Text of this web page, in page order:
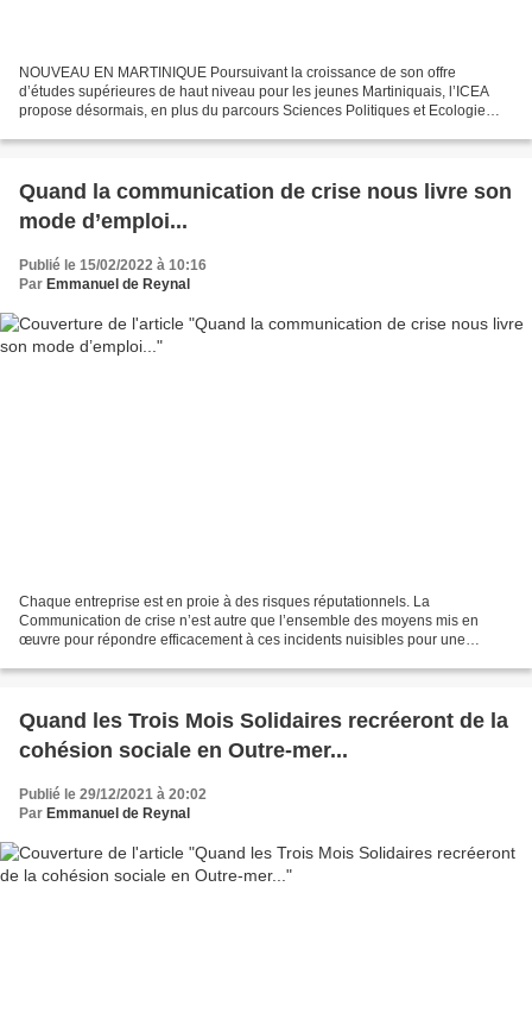
NOUVEAU EN MARTINIQUE Poursuivant la croissance de son offre
d’études supérieures de haut niveau pour les jeunes Martiniquais, l’ICEA
propose désormais, en plus du parcours Sciences Politiques et Ecologie
Quand la communication de crise nous livre son
mode d’emploi...
Publié le 15/02/2022 à 10:16
Par Emmanuel de Reynal
Chaque entreprise est en proie à des risques réputationnels. La
Communication de crise n’est autre que l’ensemble des moyens mis en
œuvre pour répondre efficacement à ces incidents nuisibles pour une
Quand les Trois Mois Solidaires recréeront de la
cohésion sociale en Outre-mer...
Publié le 29/12/2021 à 20:02
Par Emmanuel de Reynal